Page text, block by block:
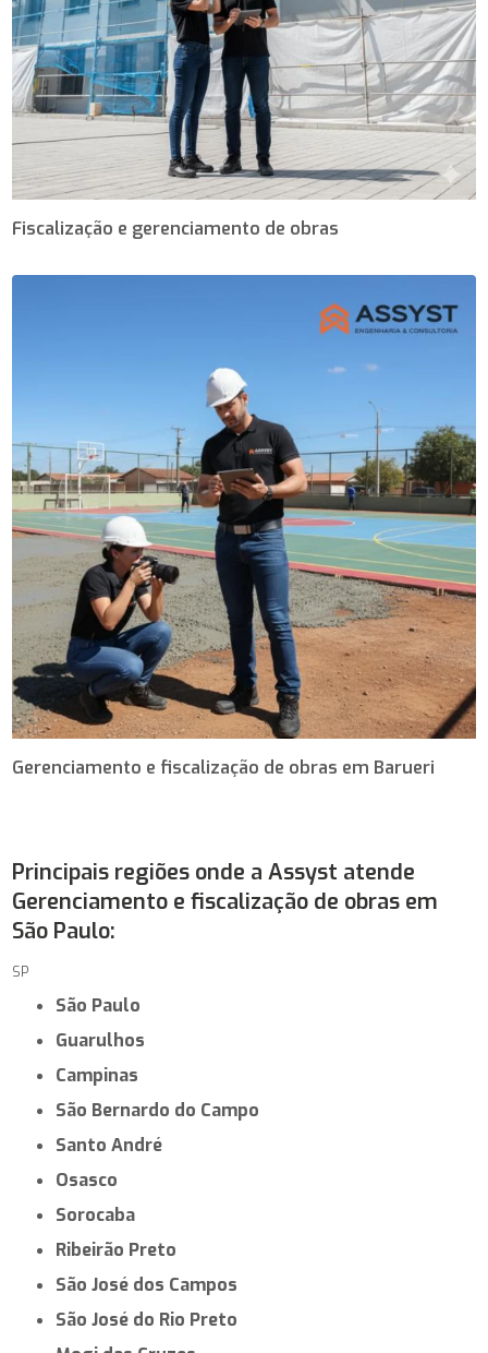
Fiscalização e gerenciamento de obras
Gerenciamento e fiscalização de obras em Barueri
Principais regiões onde a Assyst atende
Gerenciamento e fiscalização de obras em
São Paulo:
SP
São Paulo
Guarulhos
Campinas
São Bernardo do Campo
Santo André
Osasco
Sorocaba
Ribeirão Preto
São José dos Campos
São José do Rio Preto